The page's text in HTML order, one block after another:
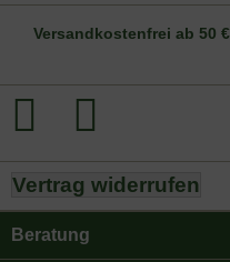
Versandkostenfrei ab 50 €
Vertrag widerrufen
Beratung